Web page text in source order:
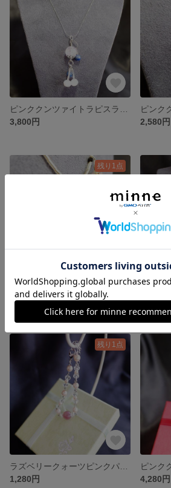
3,800円
2,580円
残り1点
ゴールドルチルクォーツネックレス N000030
2,380円
1,980円
残り1点
1,280円
4,280円